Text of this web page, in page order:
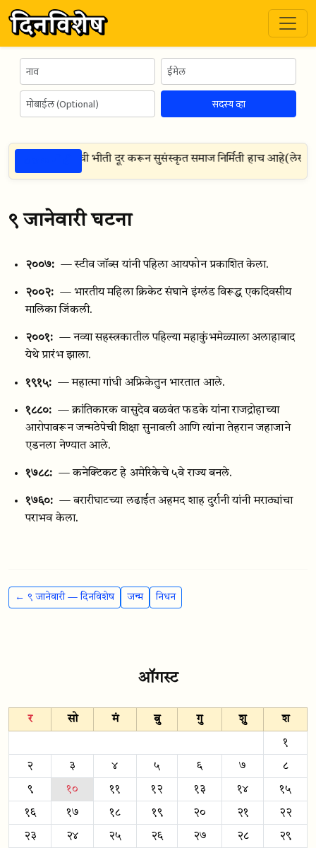
सदस्य व्हा
मनातील अज्ञानाची भीती दूर करून सुसंस्कृत समाज निर्मिती हाच आहे(लेखक:
९ जानेवारी घटना
२००७: — स्टीव जॉब्स यांनी पहिला आयफोन प्रकाशित केला.
२००२: — भारतीय महिला क्रिकेट संघाने इंग्लंड विरूद्ध एकदिवसीय
मालिका जिंकली.
२००१: — नव्या सहस्त्रकातील पहिल्या महाकुंभमेळ्याला अलाहाबाद
येथे प्रारंभ झाला.
१९१५: — महात्मा गांधी अफ्रिकेतुन भारतात आले.
१८८०: — क्रांतिकारक वासुदेव बळवंत फडके यांना राजद्रोहाच्या
आरोपावरून जन्मठेपेची शिक्षा सुनावली आणि त्यांना तेहरान जहाजाने
एडनला नेण्यात आले.
१७८८: — कनेक्टिकट हे अमेरिकेचे ५वे राज्य बनले.
१७६०: — बरारीघाटच्या लढाईत अहमद शाह दुर्रानी यांनी मराठ्यांचा
पराभव केला.
← ९ जानेवारी — दिनविशेष जन्म निधन
ऑगस्ट
र सो मं बु गु शु श
१
२ ३ ४ ५ ६ ७ ८
९ १० ११ १२ १३ १४ १५
१६ १७ १८ १९ २० २१ २२
२३ २४ २५ २६ २७ २८ २९